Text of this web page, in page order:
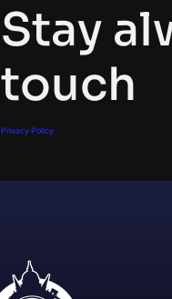
Stay
touch
Privacy Policy